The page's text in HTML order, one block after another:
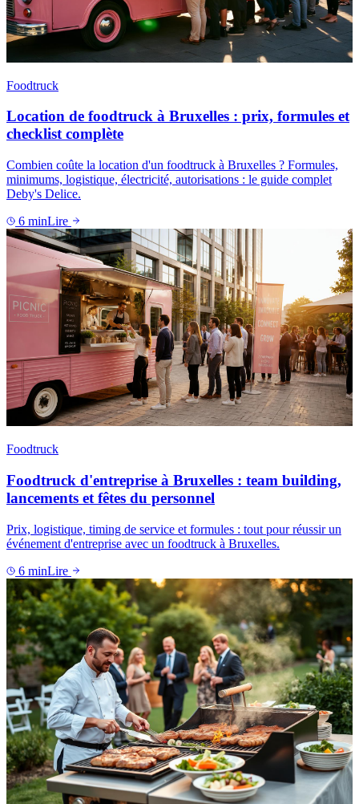
Foodtruck
Location de foodtruck à Bruxelles : prix, formules et
checklist complète
Combien coûte la location d'un foodtruck à Bruxelles ? Formules,
minimums, logistique, électricité, autorisations : le guide complet
Deby's Delice.
6 minLire
Foodtruck
Foodtruck d'entreprise à Bruxelles : team building,
lancements et fêtes du personnel
Prix, logistique, timing de service et formules : tout pour réussir un
événement d'entreprise avec un foodtruck à Bruxelles.
6 minLire